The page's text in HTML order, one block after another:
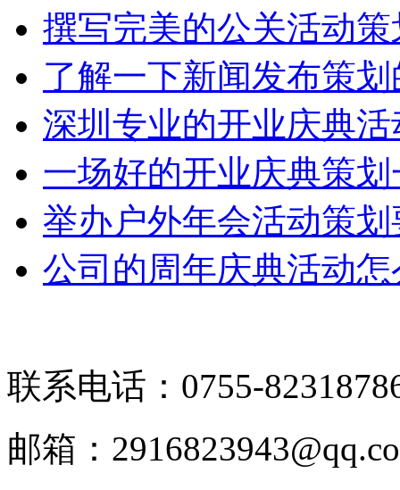
撰写完美的公关活动
了解一下新闻发布策
深圳专业的开业庆典
一场好的开业庆典策
举办户外年会活动策
公司的周年庆典活动
联系电话：0755-
邮箱：